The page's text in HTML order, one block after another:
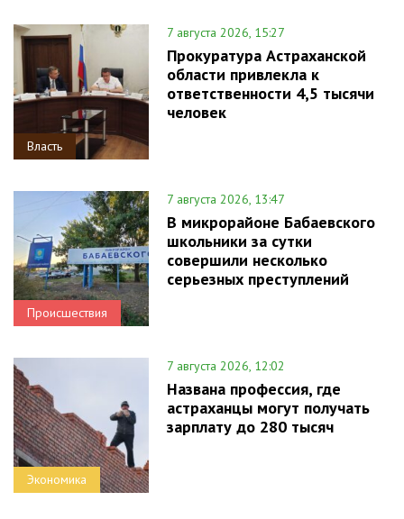
Власть
7 августа 2026, 15:27
Прокуратура Астраханской
области привлекла к
ответственности 4,5 тысячи
человек
Происшествия
7 августа 2026, 13:47
В микрорайоне Бабаевского
школьники за сутки
совершили несколько
серьезных преступлений
Экономика
7 августа 2026, 12:02
Названа профессия, где
астраханцы могут получать
зарплату до 280 тысяч